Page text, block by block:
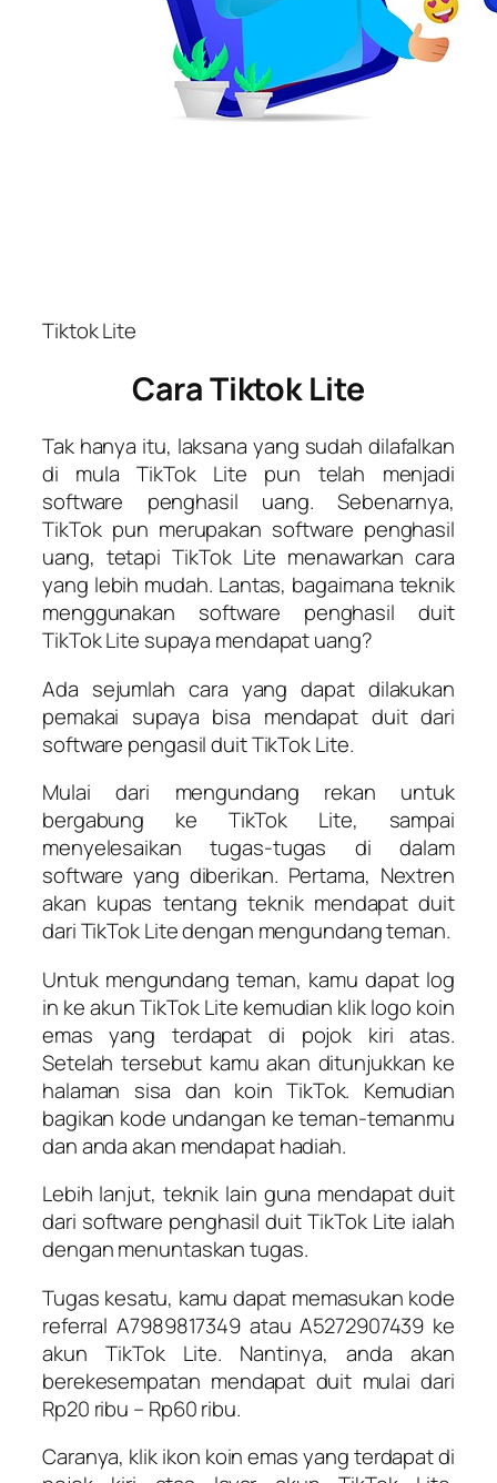
Tiktok Lite
Cara Tiktok Lite
Tak hanya itu, laksana yang sudah dilafalkan
di mula TikTok Lite pun telah menjadi
software penghasil uang. Sebenarnya,
TikTok pun merupakan software penghasil
uang, tetapi TikTok Lite menawarkan cara
yang lebih mudah. Lantas, bagaimana teknik
menggunakan software penghasil duit
TikTok Lite supaya mendapat uang?
Ada sejumlah cara yang dapat dilakukan
pemakai supaya bisa mendapat duit dari
software pengasil duit TikTok Lite.
Mulai dari mengundang rekan untuk
bergabung ke TikTok Lite, sampai
menyelesaikan tugas-tugas di dalam
software yang diberikan. Pertama, Nextren
akan kupas tentang teknik mendapat duit
dari TikTok Lite dengan mengundang teman.
Untuk mengundang teman, kamu dapat log
in ke akun TikTok Lite kemudian klik logo koin
emas yang terdapat di pojok kiri atas.
Setelah tersebut kamu akan ditunjukkan ke
halaman sisa dan koin TikTok. Kemudian
bagikan kode undangan ke teman-temanmu
dan anda akan mendapat hadiah.
Lebih lanjut, teknik lain guna mendapat duit
dari software penghasil duit TikTok Lite ialah
dengan menuntaskan tugas.
Tugas kesatu, kamu dapat memasukan kode
referral A7989817349 atau A5272907439 ke
akun TikTok Lite. Nantinya, anda akan
berekesempatan mendapat duit mulai dari
Rp20 ribu – Rp60 ribu.
Caranya, klik ikon koin emas yang terdapat di